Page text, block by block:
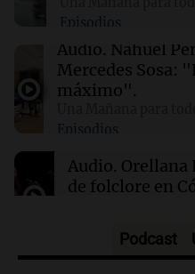
Covid-19
23:51 La muerte de Jorge
El conmovedor
Episodios
Audio. Nahuel
Mercedes Sosa:
máximo".
Episodios
Audio. Orellana
de folclore en
Audio.Trágico
Podcast